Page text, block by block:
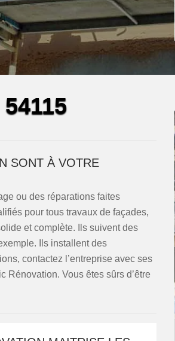
SONT À VOTRE
ou des réparations faites
pour tous travaux de façades,
et complète. Ils suivent des
Ils installent des
contactez l’entreprise avec ses
Rénovation. Vous êtes sûrs d’être